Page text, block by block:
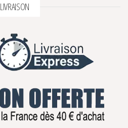
LIVRAISON